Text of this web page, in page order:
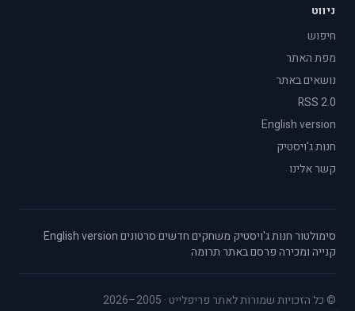
ניווט
חיפוש
מפת האתר
נושאים באתר
RSS 2.0
English version
חנות ג'ויסטיק
קשר אלינו
סימולטור·חנות ג'ויסטיק·משחקים חדשים·סרטונים·
English version
·
קנייה ומכירה·פרסם באתר·תרומה
© כל הזכויות שמורות לאתר פריפלייט · 2005–2026